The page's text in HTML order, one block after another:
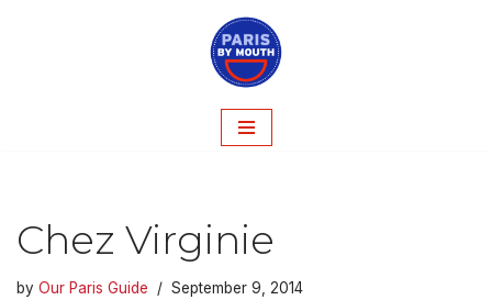
Chez Virginie
by Our Paris Guide September 9, 2014